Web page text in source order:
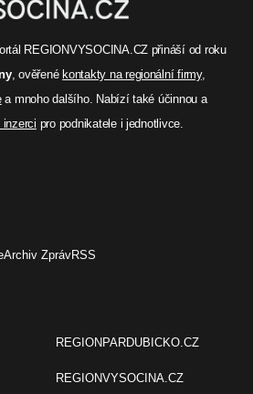
REGIONVYSOCINA.CZ přináší od roku
, ověřenékontakty na regionální firmy,
a mnoho dalšího. Nabízí také účinnou a
inzerci pro podnikatele i jednotlivce.
Archiv ZprávRSS
REGIONPARDUBICKO.CZ
REGIONVYSOCINA.CZ